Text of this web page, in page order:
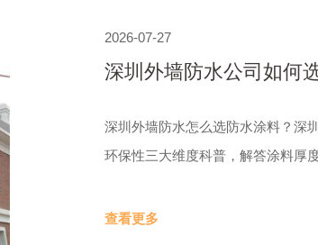
2026-07-27
深圳外墙防水公司如何
深圳外墙防水怎么选防水涂料？深
环保性三大维度科普，解答涂料厚
查看更多